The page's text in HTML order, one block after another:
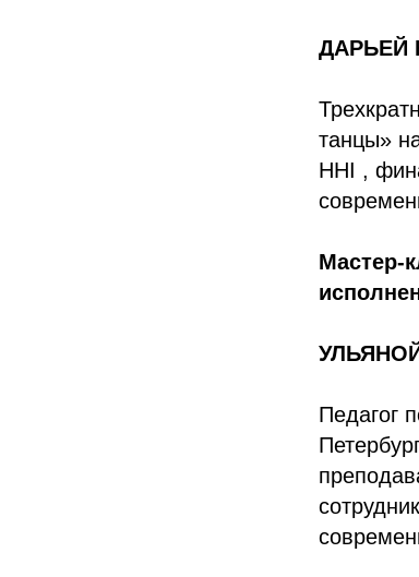
ДАРЬЕЙ
танцы»
HHI ,
Мастер-
Педагог